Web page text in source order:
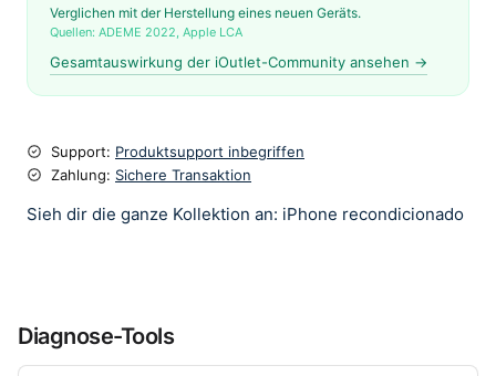
Verglichen mit der Herstellung eines neuen Geräts.
Quellen: ADEME 2022, Apple LCA
Gesamtauswirkung der iOutlet-Community ansehen →
Support: Produktsupport inbegriffen
Zahlung: Sichere Transaktion
Sieh dir die ganze Kollektion an: iPhone recondicionado
Diagnose-Tools